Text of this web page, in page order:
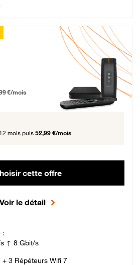
mois puis 57,99 € par mois, Engagement 12 mois
€/mois
mois puis 52,99 €/mois
cette offre
Voir le détail
:
↑ 8 Gbit/s
+ 3 Répéteurs Wifi 7